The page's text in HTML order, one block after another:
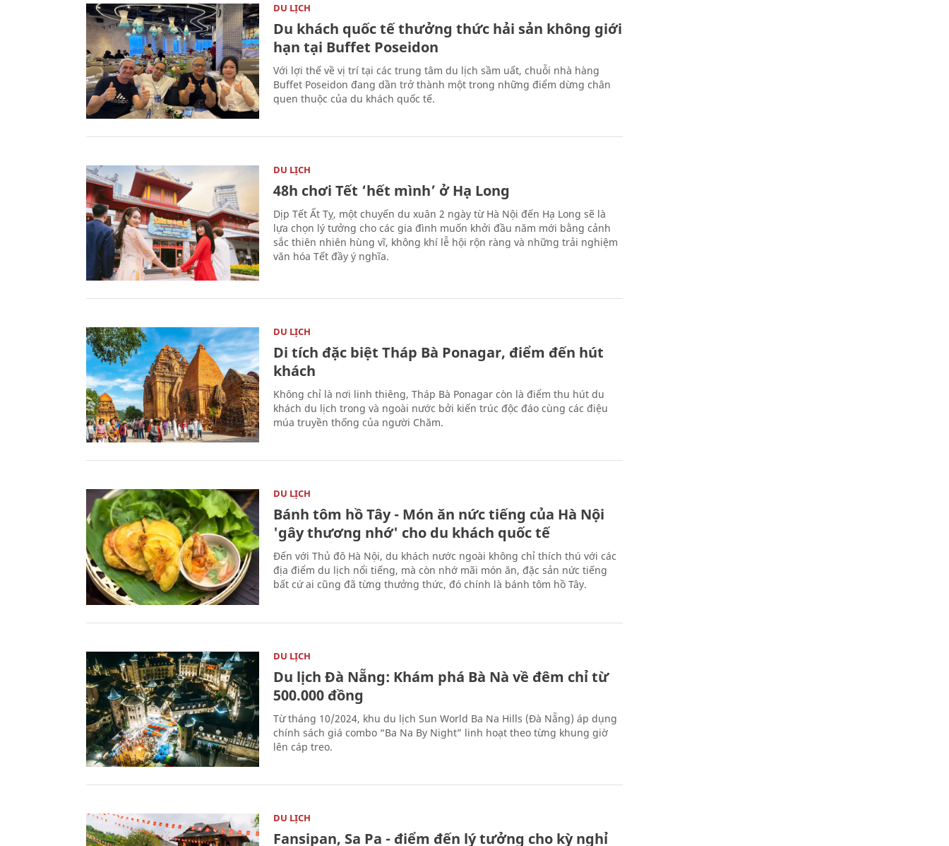
DU LỊCH
Du khách quốc tế thưởng thức hải sản không giới
hạn tại Buffet Poseidon
Với lợi thế về vị trí tại các trung tâm du lịch sầm uất, chuỗi nhà hàng
Buffet Poseidon đang dần trở thành một trong những điểm dừng chân
quen thuộc của du khách quốc tế.
DU LỊCH
48h chơi Tết ‘hết mình’ ở Hạ Long
Dịp Tết Ất Tỵ, một chuyến du xuân 2 ngày từ Hà Nội đến Hạ Long sẽ là
lựa chọn lý tưởng cho các gia đình muốn khởi đầu năm mới bằng cảnh
sắc thiên nhiên hùng vĩ, không khí lễ hội rộn ràng và những trải nghiệm
văn hóa Tết đầy ý nghĩa.
DU LỊCH
Di tích đặc biệt Tháp Bà Ponagar, điểm đến hút
khách
Không chỉ là nơi linh thiêng, Tháp Bà Ponagar còn là điểm thu hút du
khách du lịch trong và ngoài nước bởi kiến trúc độc đáo cùng các điệu
múa truyền thống của người Chăm.
DU LỊCH
Bánh tôm hồ Tây - Món ăn nức tiếng của Hà Nội
'gây thương nhớ' cho du khách quốc tế
Đến với Thủ đô Hà Nội, du khách nước ngoài không chỉ thích thú với các
địa điểm du lịch nổi tiếng, mà còn nhớ mãi món ăn, đặc sản nức tiếng
bất cứ ai cũng đã từng thưởng thức, đó chính là bánh tôm hồ Tây.
DU LỊCH
Du lịch Đà Nẵng: Khám phá Bà Nà về đêm chỉ từ
500.000 đồng
Từ tháng 10/2024, khu du lịch Sun World Ba Na Hills (Đà Nẵng) áp dụng
chính sách giá combo “Ba Na By Night” linh hoạt theo từng khung giờ
lên cáp treo.
DU LỊCH
Fansipan, Sa Pa - điểm đến lý tưởng cho kỳ nghỉ